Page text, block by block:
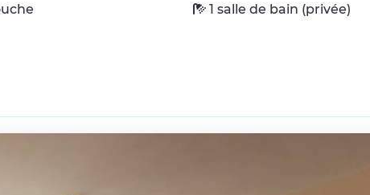
1 salle de bain (privée)